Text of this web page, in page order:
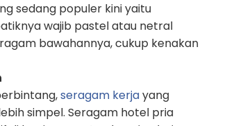
sedang populer kini yaitu
wajib pastel atau netral
bawahannya, cukup kenakan
seragam kerjayang
simpel. Seragam hotel pria